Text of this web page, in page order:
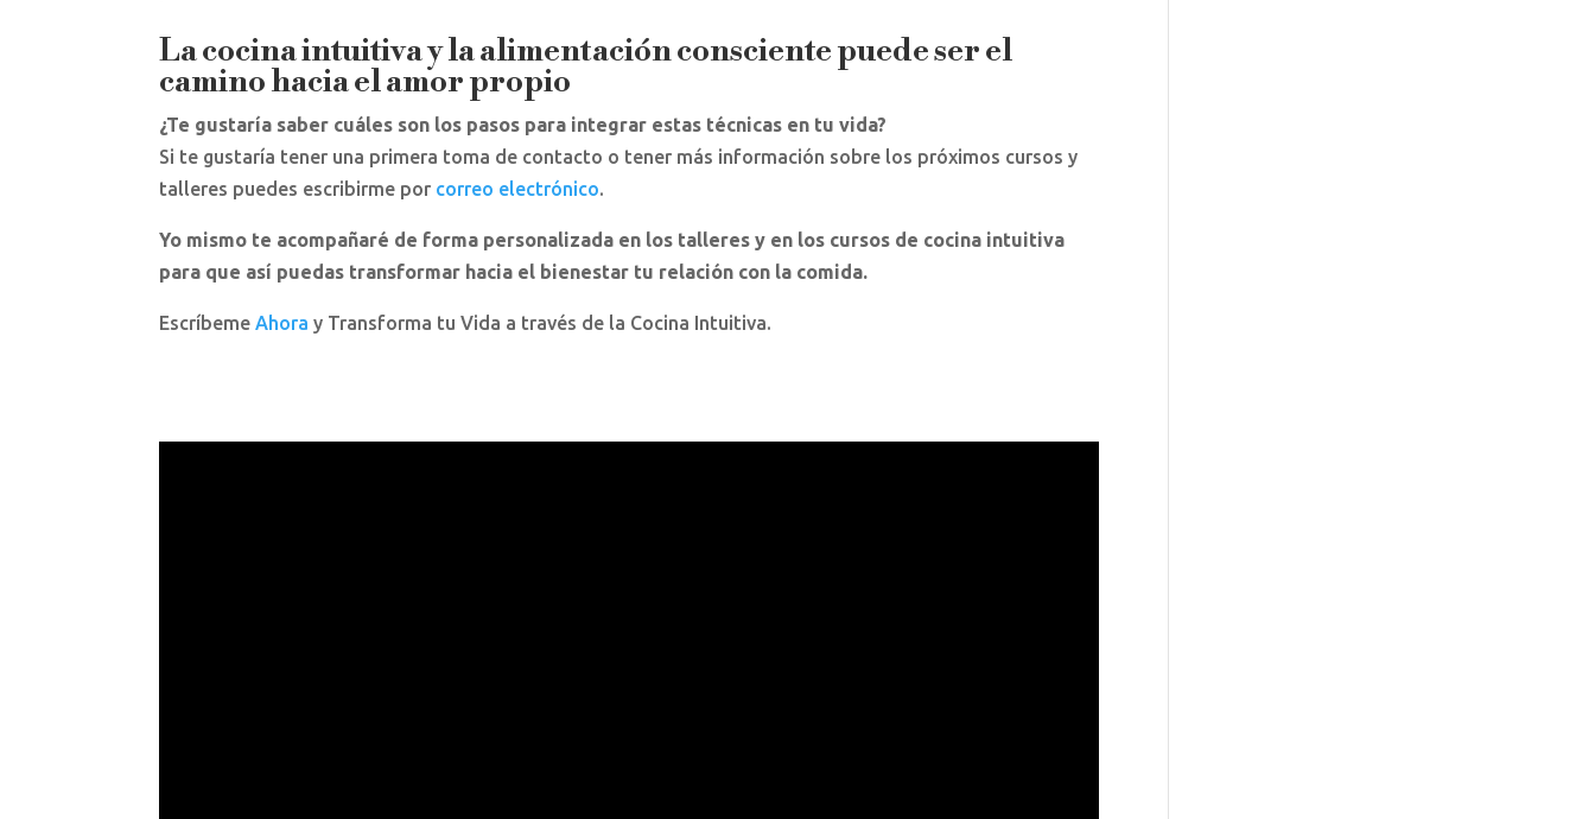
La cocina intuitiva y la alimentación consciente puede ser el
camino hacia el amor propio
¿Te gustaría saber cuáles son los pasos para integrar estas técnicas en tu vida?
Si te gustaría tener una primera toma de contacto o tener más información sobre los próximos cursos y
talleres puedes escribirme por correo electrónico.
Yo mismo te acompañaré de forma personalizada en los talleres y en los cursos de cocina intuitiva
para que así puedas transformar hacia el bienestar tu relación con la comida.
Escríbeme Ahora y Transforma tu Vida a través de la Cocina Intuitiva.